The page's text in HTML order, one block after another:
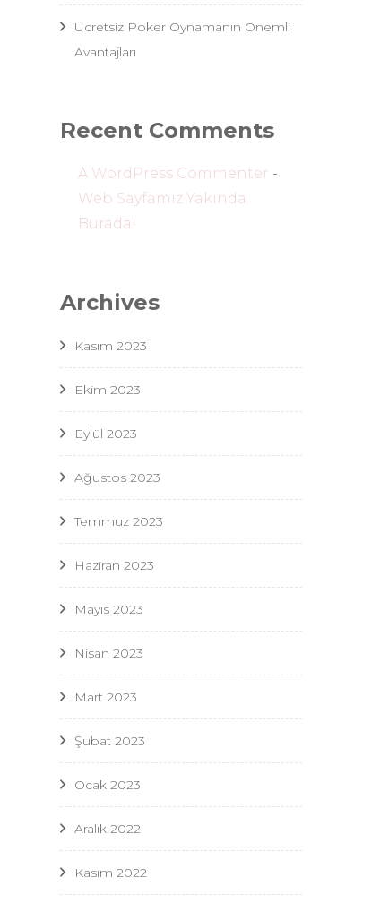
Ücretsiz Poker Oynamanın Önemli
Avantajları
Recent Comments
A WordPress Commenter -
Web Sayfamız Yakında
Burada!
Archives
Kasım 2023
Ekim 2023
Eylül 2023
Ağustos 2023
Temmuz 2023
Haziran 2023
Mayıs 2023
Nisan 2023
Mart 2023
Şubat 2023
Ocak 2023
Aralık 2022
Kasım 2022